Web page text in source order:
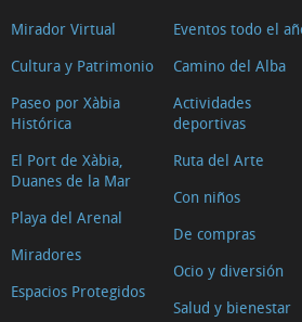
Mirador Virtual
Cultura y Patrimonio
Paseo por Xàbia
Histórica
El Port de Xàbia,
Duanes de la Mar
Playa del Arenal
Miradores
Espacios Protegidos
Eventos todo el
Camino del Alba
Actividades
deportivas
Ruta del Arte
Con niños
De compras
Ocio y diversión
Salud y bienestar